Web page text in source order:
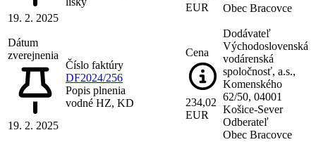
19. 2. 2025
EUR
Obec Bracovce
Dátum
zverejnenia
19. 2. 2025
Číslo faktúry
DF2024/256
Popis plnenia
vodné HZ, KD
Cena
234,02
EUR
Dodávateľ
Východoslovenská
vodárenská
spoločnosť, a.s.,
Komenského
62/50, 04001
Košice-Sever
Odberateľ
Obec Bracovce